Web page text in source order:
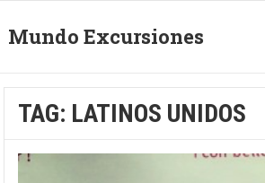
Mundo Excursiones
TAG: LATINOS UNIDOS